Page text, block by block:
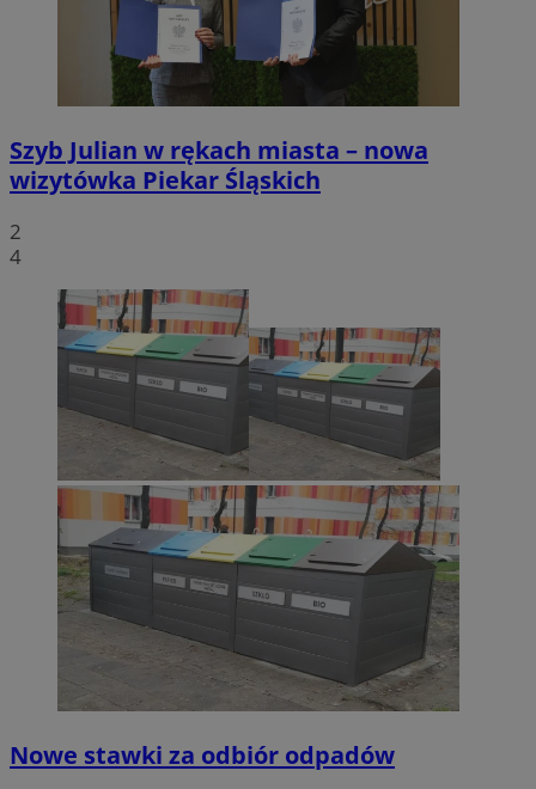
Szyb Julian w rękach miasta – nowa
wizytówka Piekar Śląskich
2
4
Nowe stawki za odbiór odpadów